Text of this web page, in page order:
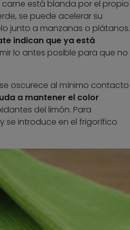
está blanda por el propio
se puede acelerar su
junto a manzanas o plátanos.
indican que ya está
lo antes posible para que no
oscurece al mínimo contacto
a mantener el color
del limón. Para
se introduce en el frigorífico